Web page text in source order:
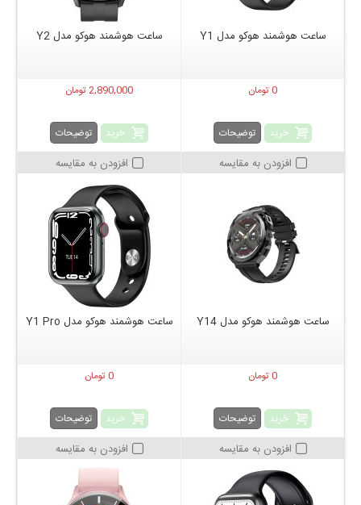
ساعت هوشمند هوکو مدل Y1
0 تومان
خرید توضیحات
افزودن به مقایسه
ساعت هوشمند هوکو مدل Y2
2,890,000 تومان
خرید توضیحات
افزودن به مقایسه
ساعت هوشمند هوکو مدل Y14
0 تومان
خرید توضیحات
افزودن به مقایسه
ساعت هوشمند هوکو مدل Y1 Pro
0 تومان
خرید توضیحات
افزودن به مقایسه